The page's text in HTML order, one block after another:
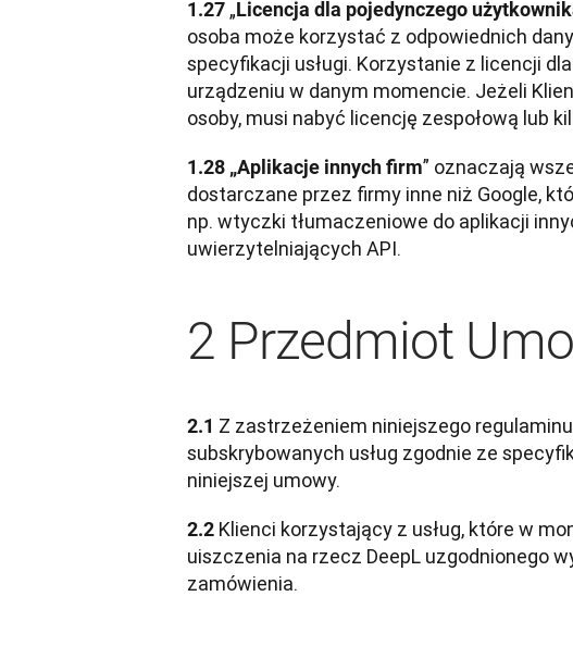
1.27 „Licencja dla pojedynczego
osoba może korzystać z odpowiednich
specyfikacji usługi. Korzystanie z licencji
urządzeniu w danym momencie. Jeżeli
osoby, musi nabyć licencję zespołową lub
1.28 „Aplikacje innych firm” oznaczają
dostarczane przez firmy inne niż Google,
np. wtyczki tłumaczeniowe do aplikacji
uwierzytelniających API.
2 Przedmiot
2.1 Z zastrzeżeniem niniejszego
subskrybowanych usług zgodnie ze
niniejszej umowy.
2.2 Klienci korzystający z usług, które w
uiszczenia na rzecz DeepL uzgodnionego
zamówienia.